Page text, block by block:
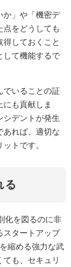
か」や「機密デ
点をどうしても
しておくこと
して機能するで
でいることの証
も貢献しま
シデントが発生
あれば、適切な
トです。
る
化を図るのに非
スタートアップ
縮める強力な武
も、セキュリ